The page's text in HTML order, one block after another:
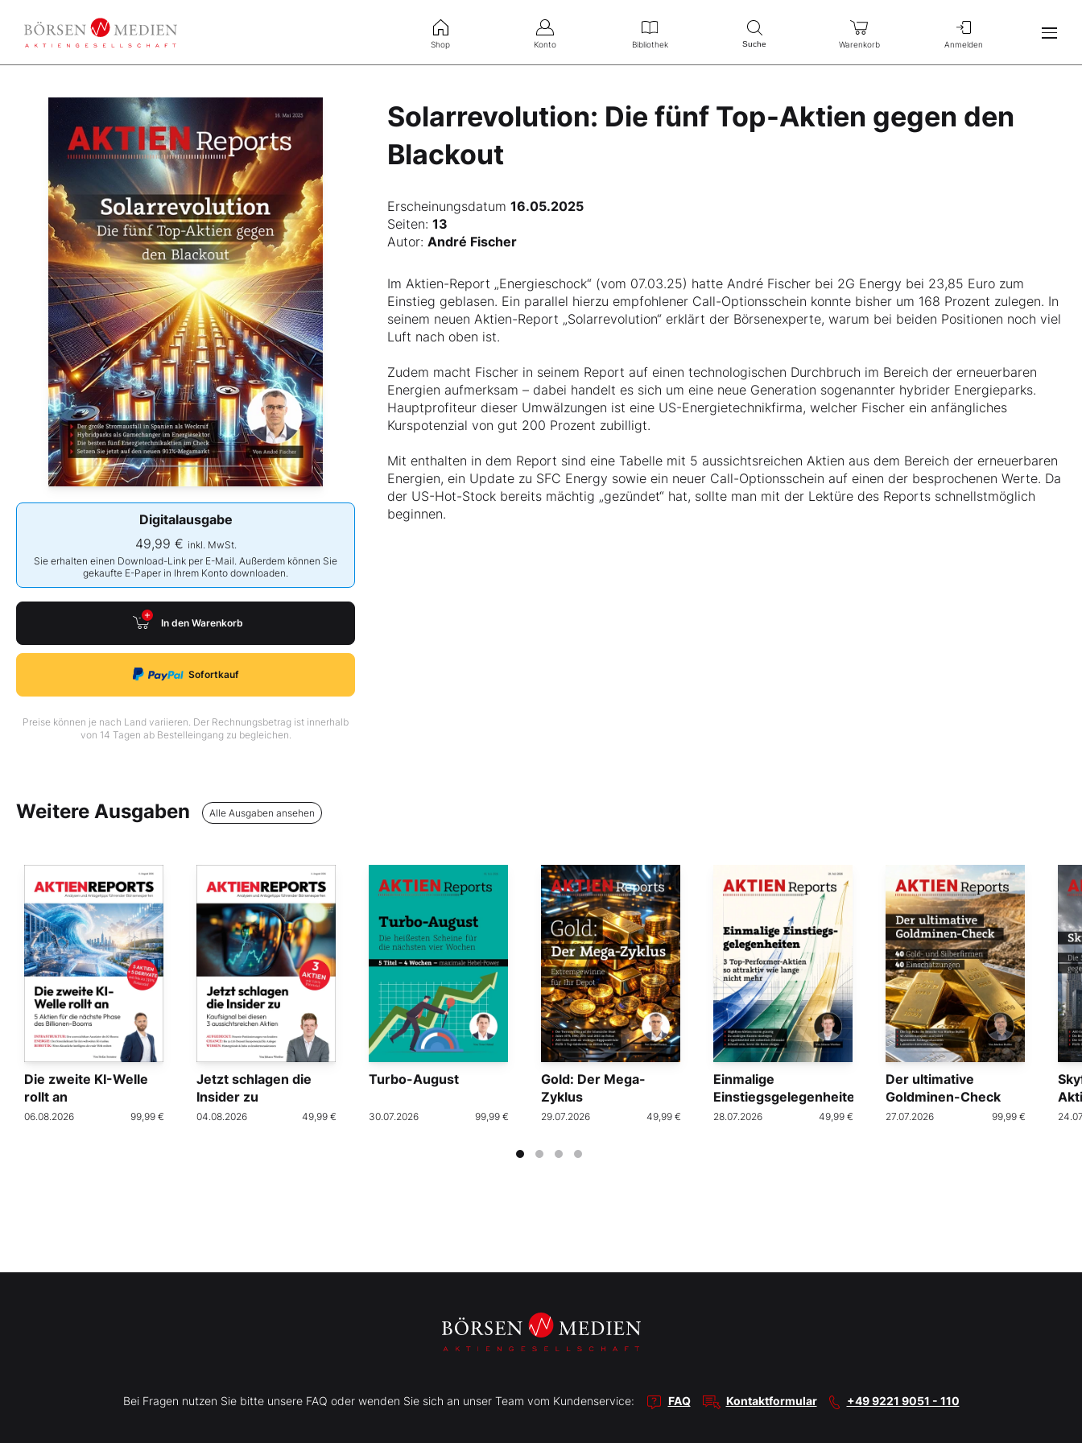
Shop Konto Bibliothek Suche Warenkorb Anmelden
Solarrevolution: Die fünf Top-Aktien gegen den
Blackout
Erscheinungsdatum16.05.2025
Digitalausgabe
49,99 € inkl. MwSt.
Sie erhalten einen Download-Link per E-Mail. Außerdem können Sie
gekaufte E-Paper in Ihrem Konto downloaden.
In den Warenkorb
Sofortkauf
Preise können je nach Land variieren. Der Rechnungsbetrag ist innerhalb
von 14 Tagen ab Bestelleingang zu begleichen.
Seiten:13
Autor:André Fischer
Im Aktien-Report „Energieschock“ (vom 07.03.25) hatte André Fischer bei 2G Energy bei 23,85 Euro zum
Einstieg geblasen. Ein parallel hierzu empfohlener Call-Optionsschein konnte bisher um 168 Prozent zulegen. In
seinem neuen Aktien-Report „Solarrevolution“ erklärt der Börsenexperte, warum bei beiden Positionen noch viel
Luft nach oben ist.
Zudem macht Fischer in seinem Report auf einen technologischen Durchbruch im Bereich der erneuerbaren
Energien aufmerksam – dabei handelt es sich um eine neue Generation sogenannter hybrider Energieparks.
Hauptprofiteur dieser Umwälzungen ist eine US-Energietechnikfirma, welcher Fischer ein anfängliches
Kurspotenzial von gut 200 Prozent zubilligt.
Mit enthalten in dem Report sind eine Tabelle mit 5 aussichtsreichen Aktien aus dem Bereich der erneuerbaren
Energien, ein Update zu SFC Energy sowie ein neuer Call-Optionsschein auf einen der besprochenen Werte. Da
der US-Hot-Stock bereits mächtig „gezündet“ hat, sollte man mit der Lektüre des Reports schnellstmöglich
beginnen.
Weitere Ausgaben Alle Ausgaben ansehen
Die zweite KI-Welle
rollt an
06.08.2026 99,99 €
Jetzt schlagen die
Insider zu
04.08.2026 49,99 €
Turbo-August
30.07.2026 99,99 €
Gold: Der Mega-
Zyklus
29.07.2026 49,99 €
Einmalige
Einstiegsgelegenheiten
28.07.2026 49,99 €
Der ultimative
Goldminen-Check
27.07.2026 99,99 €
Bei Fragen nutzen Sie bitte unsere FAQ oder wenden Sie sich an unser Team vom Kundenservice: FAQ Kontaktformular +49 9221 9051 - 110